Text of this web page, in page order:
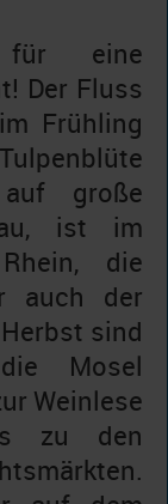
für eine
Der Fluss
Frühling
große
ist im
die
auch der
sind
Mosel
Weinlese
zu den